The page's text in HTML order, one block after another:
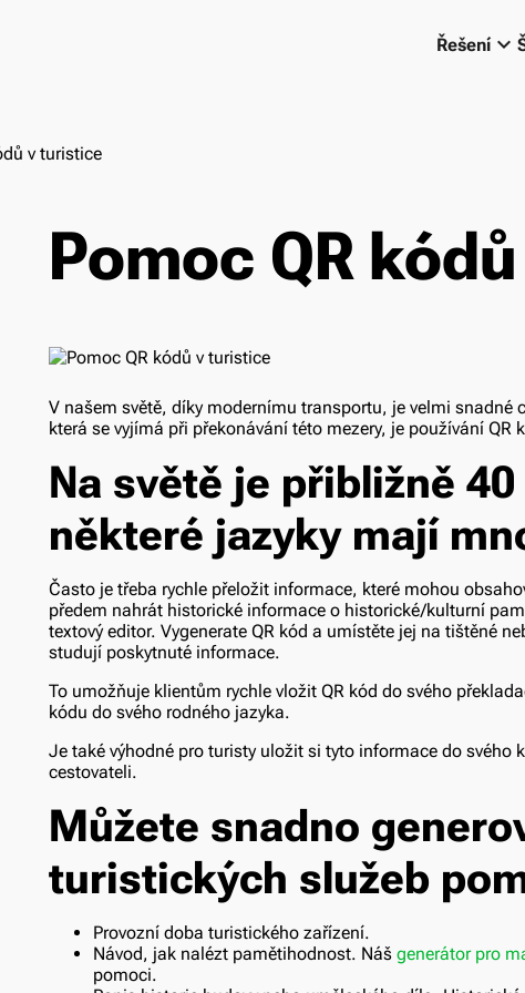
Řešeníkeyboard_arrow_down
v turistice
Pomoc QR
V našem světě, díky modernímu transportu, je velmi snadné
která se vyjímá při překonávání této mezery, je používání
Na světě je přibližně
některé jazyky mají
Často je třeba rychle přeložit informace, které mohou
předem nahrát historické informace o historické/kulturní
textový editor. Vygenerate QR kód a umístěte jej na tištěné
studují poskytnuté informace.
To umožňuje klientům rychle vložit QR kód do svého
kódu do svého rodného jazyka.
Je také výhodné pro turisty uložit si tyto informace do svého
cestovateli.
Můžete snadno
turistických služeb
Provozní doba turistického zařízení.
Návod, jak nalézt pamětihodnost. Náš generátor pro
pomoci.